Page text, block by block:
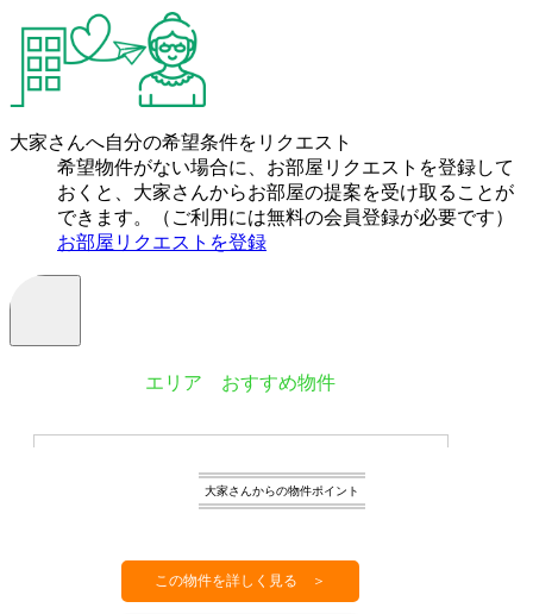
大家さんへ自分の希望条件をリクエスト
希望物件がない場合に、お部屋リクエストを登録して
おくと、大家さんからお部屋の提案を受け取ることが
できます。（ご利用には無料の会員登録が必要です）
お部屋リクエストを登録
エリア おすすめ物件
大家さんからの物件ポイント
この物件を詳しく見る ＞